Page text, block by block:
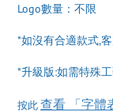
Logo數量：不限
*如沒有合適款式,
*升級版:如需特殊
按此查看 「字體